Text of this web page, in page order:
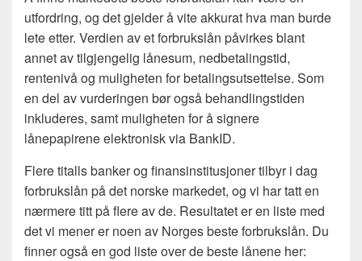
utfordring, og det gjelder å vite akkurat hva man burde
lete etter. Verdien av et forbrukslån påvirkes blant
annet av tilgjengelig lånesum, nedbetalingstid,
rentenivå og muligheten for betalingsutsettelse. Som
en del av vurderingen bør også behandlingstiden
inkluderes, samt muligheten for å signere
lånepapirene elektronisk via BankID.
Flere titalls banker og finansinstitusjoner tilbyr i dag
forbrukslån på det norske markedet, og vi har tatt en
nærmere titt på flere av de. Resultatet er en liste med
det vi mener er noen av Norges beste forbrukslån. Du
finner også en god liste over de beste lånene her: